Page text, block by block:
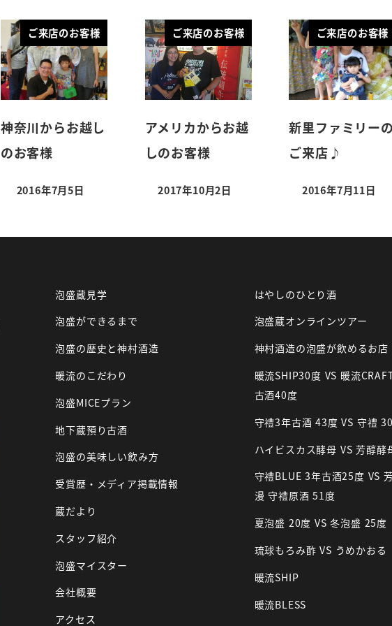
ご来店のお客様
神奈川からお越し
のお客様
2016年7月5日
ご来店のお客様
アメリカからお越
しのお客様
2017年10月2日
ご来店のお客様
新里ファミリーの
ご来店♪
2016年7月11日
泡盛蔵見学
泡盛ができるまで
泡盛の歴史と神村酒造
暖流のこだわり
泡盛MICEプラン
地下蔵預り古酒
泡盛の美味しい飲み方
受賞歴・メディア掲載情報
蔵だより
スタッフ紹介
泡盛マイスター
会社概要
アクセス
はやしのひとり酒
泡盛蔵オンラインツアー
神村酒造の泡盛が飲めるお店
暖流SHIP30度 VS 暖流
古酒40度
守禮3年古酒 43度 VS 守禮
ハイビスカス酵母 VS 芳醇酵
守禮BLUE 3年古酒25度 VS
漫 守禮原酒 51度
夏泡盛 20度 VS 冬泡盛 25度
琉球もろみ酢 VS うめかおる
暖流SHIP
暖流BLESS